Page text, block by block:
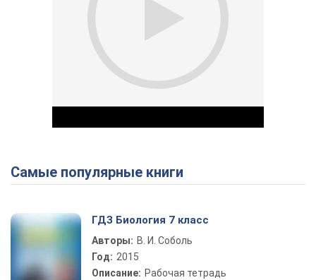
Play Video
Самые популярные книги
ГДЗ Биология 7 класс
Авторы: В. И. Соболь
Год: 2015
Описание: Рабочая тетрадь